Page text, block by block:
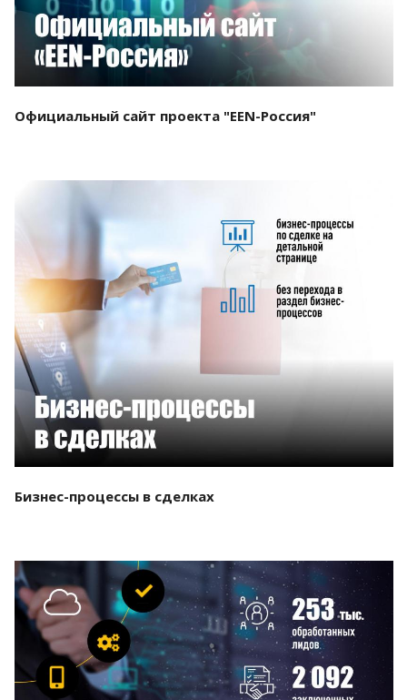
Официальный сайт проекта "EEN-Россия"
Бизнес-процессы в сделках